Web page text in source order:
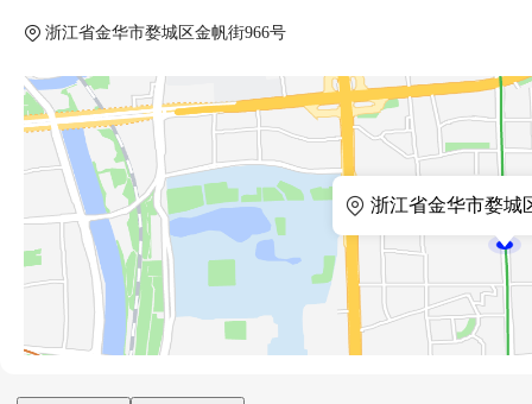
浙江省金华市婺城区金帆街966号
浙江省金华市婺城